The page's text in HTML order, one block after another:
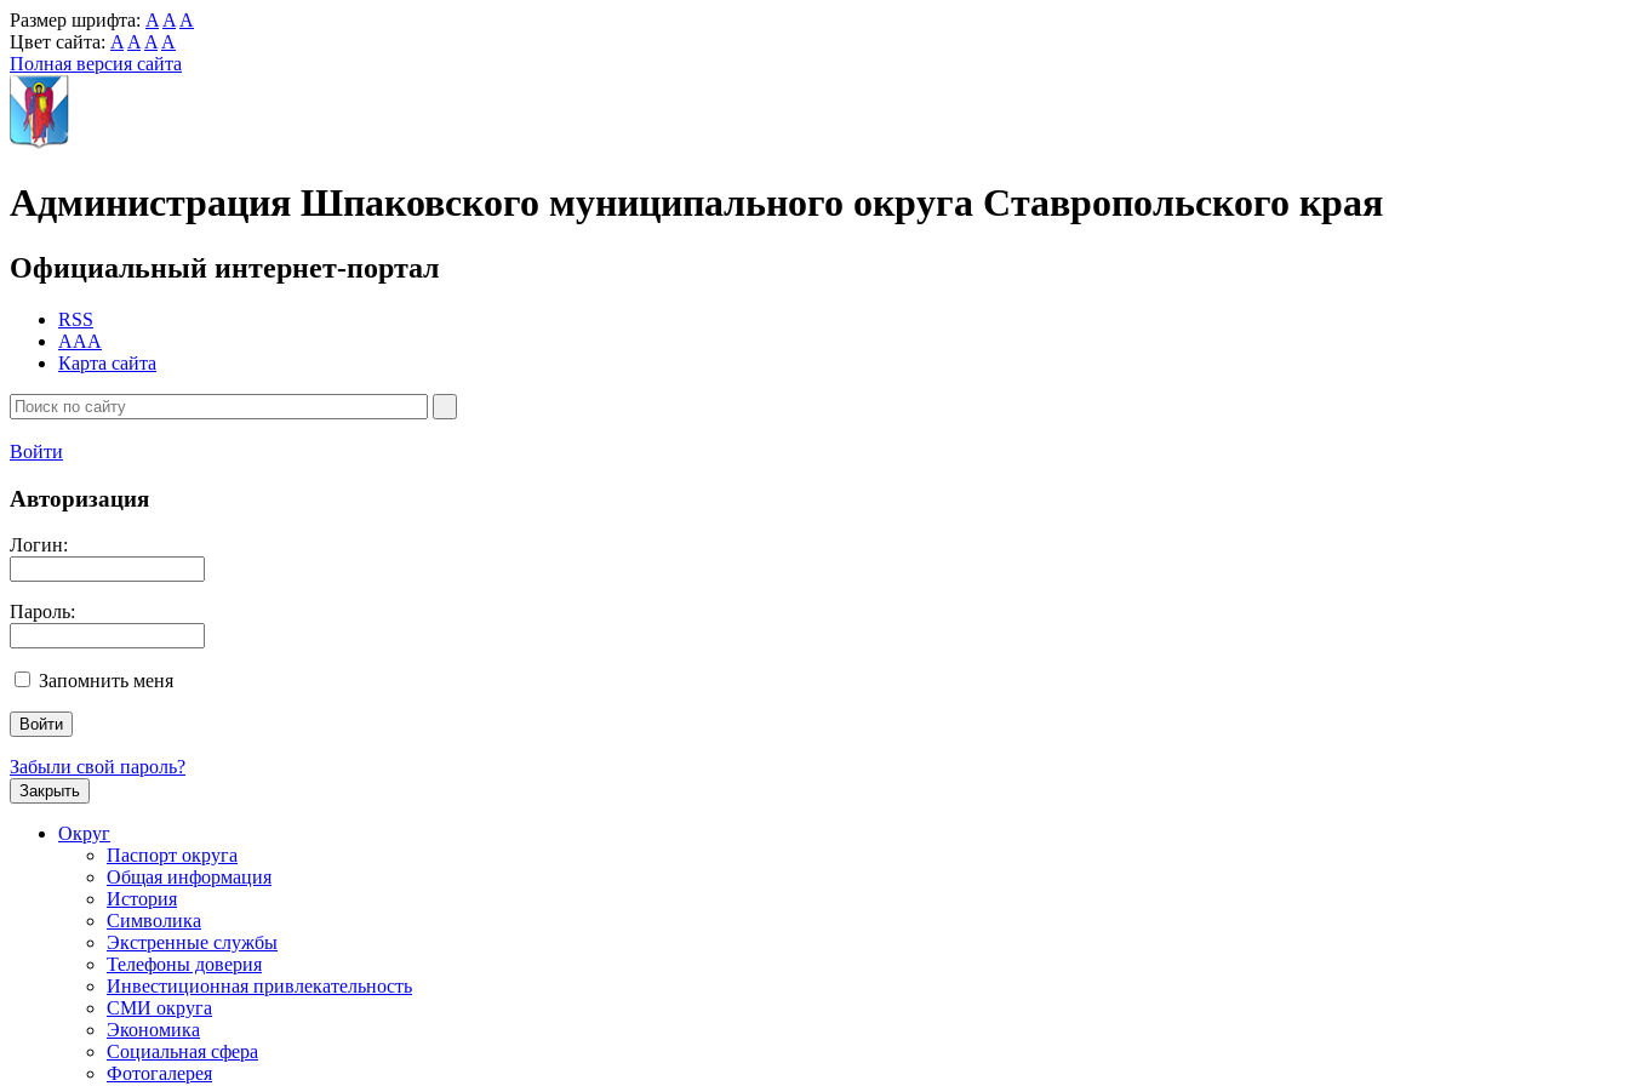
Размер шрифта: A A A
Цвет сайта: A A A A
Полная версия сайта
Администрация Шпаковского муниципального округа Ставропольского края
Официальный интернет-портал
RSS
AAA
Карта сайта
Войти
Авторизация
Логин:
Пароль:
Запомнить меня
Забыли свой пароль?
Закрыть
Округ
Паспорт округа
Общая информация
История
Символика
Экстренные службы
Телефоны доверия
Инвестиционная привлекательность
СМИ округа
Экономика
Социальная сфера
Фотогалерея